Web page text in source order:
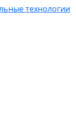
технологии